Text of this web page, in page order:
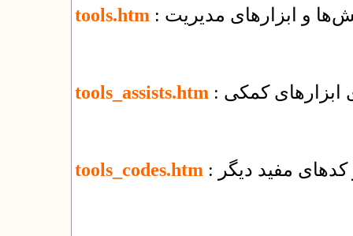
tools.htm و ابزارهای مدیریت
tools_assists.htm ابزارهای کمکی
tools_codes.htm کدهای مفید دیگر